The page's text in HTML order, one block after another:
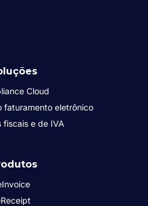
Cloud
faturamento eletrônico
fiscais e de IVA